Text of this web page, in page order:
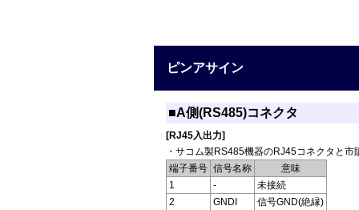
ピンアサイン
■A側(RS485)コネクタ
[RJ45入出力]
・サコム製RS485機器のRJ45コネクタと
端子番号 信号名称
意味
1
-
未接続
2
GNDI
信号GND(絶縁)